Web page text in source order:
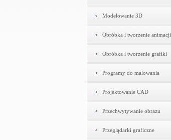
Modelowanie 3D
Obróbka i tworzenie animacji
Obróbka i tworzenie grafiki
Programy do malowania
Projektowanie CAD
Przechwytywanie obrazu
Przeglądarki graficzne